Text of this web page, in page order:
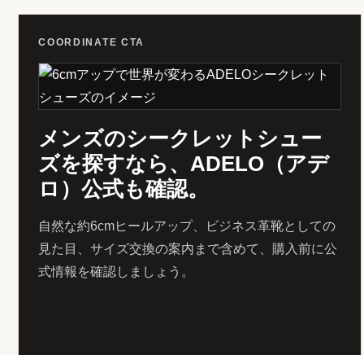
COORDINATE CTA
メンズのシークレットシュー
ズを探すなら、ADELO（アデ
ロ）公式も確認。
自然な約6cmヒールアップ、ビジネス革靴としての
見た目、サイズ交換の案内まで含めて、購入前に公
式情報を確認しましょう。